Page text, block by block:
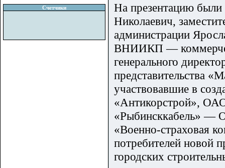
Счетчики
На презентацию были
Николаевич,
администрации
ВНИИКП —
генерального
представительства
участвовавшие в
«Антикорстрой»,
«Рыбинсккабель» —
«Военно-страховая
потребителей новой
городских